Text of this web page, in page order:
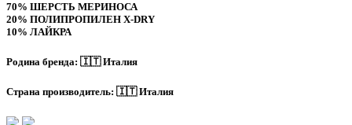
70% ШЕРСТЬ МЕРИНОСА
20% ПОЛИПРОПИЛЕН X-DRY
10% ЛАЙКРА
Родина бренда: 🇮🇹 Италия
Страна производитель: 🇮🇹 Италия